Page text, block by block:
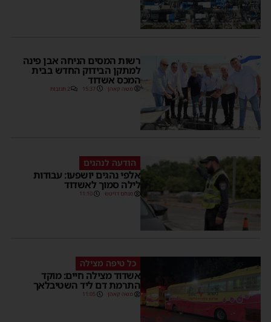
רשות המסים הניחה אבן פינה
למתקן הבידוק החדש בבית
המכס אשדוד
משה קאהן 15:37 2 תגובות
הודעה לנהגים
אלפי נהגים יושפעו: עבודות
לילה סמוך לאשדוד
מנחם דויטש 11:10
כל טיפה מצילה
אשדוד מצילה חיים: מוקד
התרמת דם ליד השטיבלאך
משה קאהן 11:05